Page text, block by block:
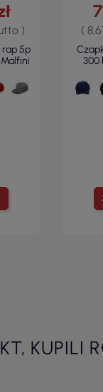
)
rap 5p
Malfini
(
300
KUPILI